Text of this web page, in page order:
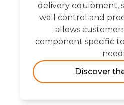
delivery equipment,
wall control and
allows
component specific
Discover